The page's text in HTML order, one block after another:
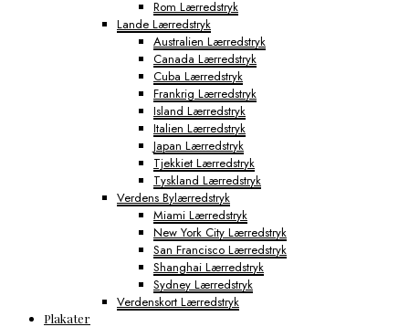
Rom Lærredstryk
Lande Lærredstryk
Australien Lærredstryk
Canada Lærredstryk
Cuba Lærredstryk
Frankrig Lærredstryk
Island Lærredstryk
Italien Lærredstryk
Japan Lærredstryk
Tjekkiet Lærredstryk
Tyskland Lærredstryk
Verdens Bylærredstryk
Miami Lærredstryk
New York City Lærredstryk
San Francisco Lærredstryk
Shanghai Lærredstryk
Sydney Lærredstryk
Verdenskort Lærredstryk
Plakater